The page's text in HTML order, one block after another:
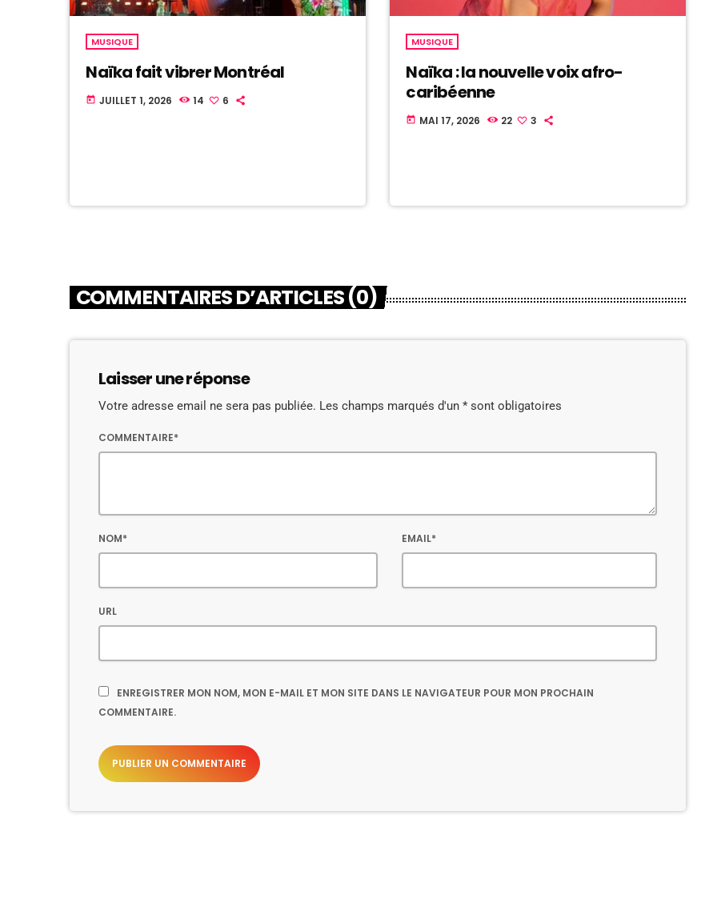
MUSIQUE
Naïka fait vibrer Montréal
today JUILLET 1, 2026 14 6
MUSIQUE
Naïka : la nouvelle voix afro-
caribéenne
today MAI 17, 2026 22 3
COMMENTAIRES D’ARTICLES (0)
Laisser une réponse
Votre adresse email ne sera pas publiée. Les champs marqués d'un * sont obligatoires
COMMENTAIRE*
NOM* EMAIL*
URL
ENREGISTRER MON NOM, MON E-MAIL ET MON SITE DANS LE NAVIGATEUR POUR MON PROCHAIN
COMMENTAIRE.